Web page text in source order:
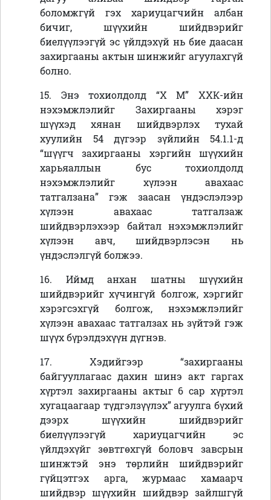
боломжгүй гэх хариуцагчийн албан
бичиг, шүүхийн шийдвэрийг
биелүүлээгүй эс үйлдэхүй нь бие даасан
захиргааны актын шинжийг агуулахгүй
болно.
15. Энэ тохиолдолд “Х М” ХХК-ийн
нэхэмжлэлийг Захиргааны хэрэг
шүүхэд хянан шийдвэрлэх тухай
хуулийн 54 дүгээр зүйлийн 54.1.1-д
“шүүгч захиргааны хэргийн шүүхийн
харьяаллын бус тохиолдолд
нэхэмжлэлийг хүлээн авахаас
татгалзана” гэж заасан үндэслэлээр
хүлээн авахаас татгалзаж
шийдвэрлэхээр байтал нэхэмжлэлийг
хүлээн авч, шийдвэрлэсэн нь
үндэслэлгүй болжээ.
16. Иймд анхан шатны шүүхийн
шийдвэрийг хүчингүй болгож, хэргийг
хэрэгсэхгүй болгож, нэхэмжлэлийг
хүлээн авахаас татгалзах нь зүйтэй гэж
шүүх бүрэлдэхүүн дүгнэв.
17. Хэдийгээр “захиргааны
байгууллагаас дахин шинэ акт гаргах
хүртэл захиргааны актыг 6 сар хүртэл
хугацаагаар түдгэлзүүлэх” агуулга бүхий
дээрх шүүхийн шийдвэрийг
биелүүлээгүй хариуцагчийн эс
үйлдэхүйг зөвтгөхгүй боловч завсрын
шинжтэй энэ төрлийн шийдвэрийг
гүйцэтгэх арга, журмаас хамаарч
шийдвэр шүүхийн шийдвэр зайлшгүй